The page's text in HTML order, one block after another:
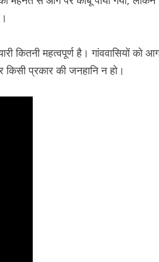
महत्वपूर्ण है। गांववासियों को
प्रकार की जनहानि न हो।